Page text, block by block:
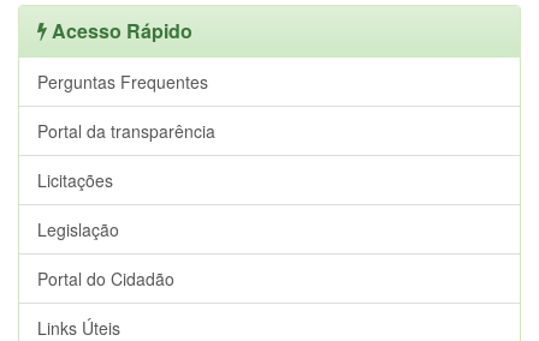
Acesso Rápido
Perguntas Frequentes
Portal da transparência
Licitações
Legislação
Portal do Cidadão
Links Úteis